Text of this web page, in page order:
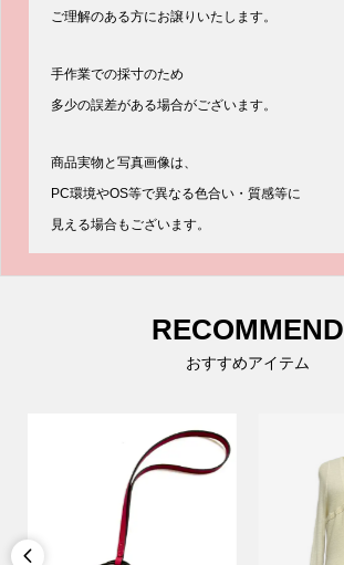
ご理解のある方にお譲りいたします。
手作業での採寸のため
多少の誤差がある場合がございます。
商品実物と写真画像は、
PC環境やOS等で異なる色合い・質感等に
見える場合もございます。
RECOMMEND
おすすめアイテム
